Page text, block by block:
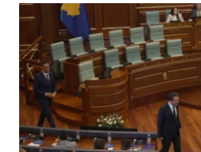
POST SCRIPTUM
MOJA EVROPA
TRI DECENIJE OD RATA U BIH
SVE KARTE DEJTONA
NASTANAK I RASPAD JUGOSLAVIJE